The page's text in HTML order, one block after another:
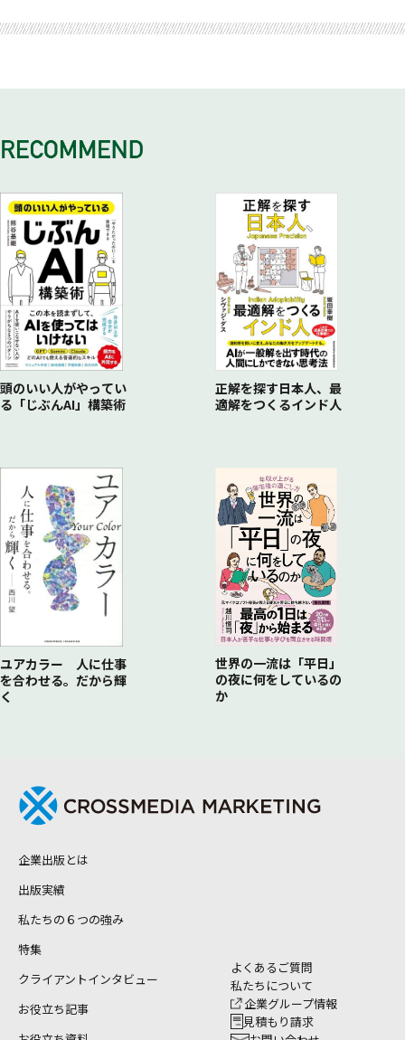
楽しいことを追い求めていたら、社長になっていた
なぜ、「エンジニア×スタートアップ」のかけ算なのか？
完全実力主義だからこそ、得られる自由
優秀なエンジニアの条件とは
スタートアップで、会社と一緒に最速で成長する
売上の先に目指すのは、自分達のミッション
門戸は誰にでも開かれている
エンジニアになるためにクリアすべき技術レベルとは?
Webエンジニアに必須の技術13選
スタートアップの面接では、ストーリーを語ろう
ある学生との出会いから始まった夢
社会志向の会社を目指したい
エンジニアの生涯現役を後押しする
頭のいい人がやってい
る「じぶんAI」構築術
正解を探す日本人、最
適解をつくるインド人
ユアカラー 人に仕事
を合わせる。だから輝
く
世界の一流は「平日」
の夜に何をしているの
か
企業出版とは
出版実績
私たちの６つの強み
特集
クライアントインタビュー
お役立ち記事
よくあるご質問
私たちについて
企業グループ情報
見積もり請求